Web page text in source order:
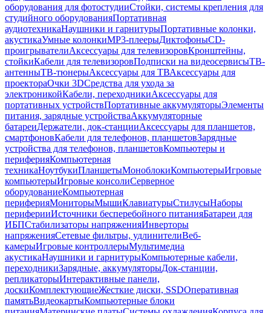
оборудования для фотостудииСтойки, системы крепления для
студийного оборудованияПортативная
аудиотехникаНаушники и гарнитурыПортативные колонки,
акустикаУмные колонкиMP3-плеерыДиктофоныCD-
проигрывателиАксессуары для телевизоровКронштейны,
стойкиКабели для телевизоровПодписки на видеосервисыТВ-
антенныТВ-тюнерыАксессуары для ТВАксессуары для
проектораОчки 3DСредства для ухода за
электроникойКабели, переходникиАксессуары для
портативных устройствПортативные аккумуляторыЭлементы
питания, зарядные устройстваАккумуляторные
батареиДержатели, док-станцииАксессуары для планшетов,
смартфоновКабели для телефонов, планшетовЗарядные
устройства для телефонов, планшетовКомпьютеры и
периферияКомпьютерная
техникаНоутбукиПланшетыМоноблокиКомпьютерыИгровые
компьютерыИгровые консолиСерверное
оборудованиеКомпьютерная
периферияМониторыМышиКлавиатурыСтилусыНаборы
периферииИсточники бесперебойного питанияБатареи для
ИБПСтабилизаторы напряженияИнверторы
напряженияСетевые фильтры, удлинителиВеб-
камерыИгровые контроллерыМультимедиа
акустикаНаушники и гарнитурыКомпьютерные кабели,
переходникиЗарядные, аккумуляторыДок-станции,
репликаторыИнтерактивные панели,
доскиКомплектующиеЖесткие диски, SSDОперативная
памятьВидеокартыКомпьютерные блоки